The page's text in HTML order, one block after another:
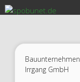
Zum
Inhalt
Bauunternehmen
Irrgang GmbH